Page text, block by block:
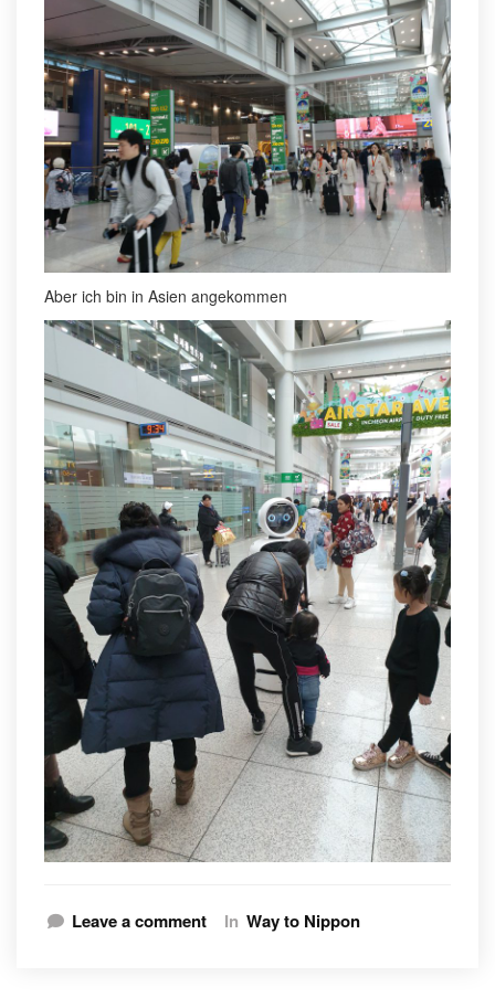
Aber ich bin in Asien angekommen
Leave a comment In Way to Nippon